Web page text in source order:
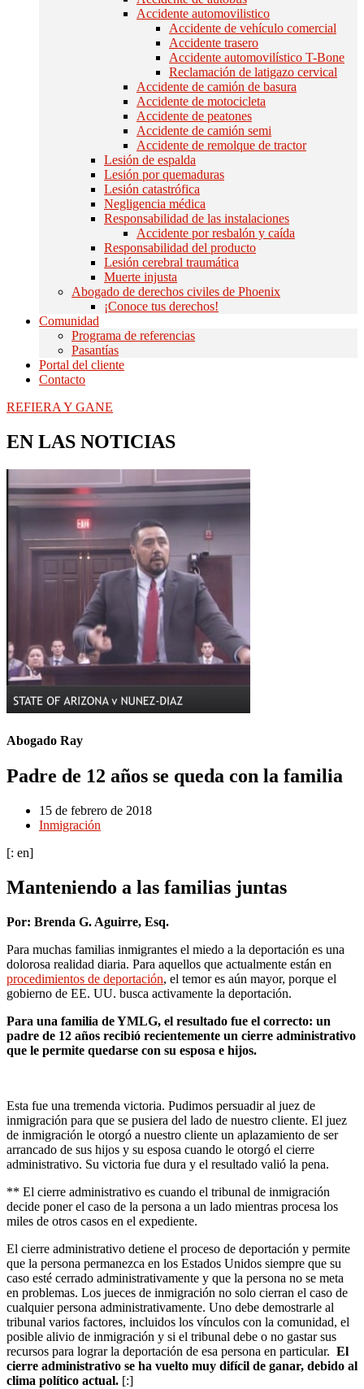
Accidente automovilistico
Accidente de vehículo comercial
Accidente trasero
Accidente automovilístico T-Bone
Reclamación de latigazo cervical
Accidente de camión de basura
Accidente de motocicleta
Accidente de peatones
Accidente de camión semi
Accidente de remolque de tractor
Lesión de espalda
Lesión por quemaduras
Lesión catastrófica
Negligencia médica
Responsabilidad de las instalaciones
Accidente por resbalón y caída
Responsabilidad del producto
Lesión cerebral traumática
Muerte injusta
Abogado de derechos civiles de Phoenix
¡Conoce tus derechos!
Comunidad
Programa de referencias
Pasantías
Portal del cliente
Contacto
REFIERA Y GANE
EN LAS NOTICIAS
Abogado Ray
Padre de 12 años se queda con la familia
15 de febrero de 2018
Inmigración
[: en]
Manteniendo a las familias juntas
Por: Brenda G. Aguirre, Esq.
Para muchas familias inmigrantes el miedo a la deportación es una
dolorosa realidad diaria. Para aquellos que actualmente están en
procedimientos de deportación, el temor es aún mayor, porque el
gobierno de EE. UU. busca activamente la deportación.
Para una familia de YMLG, el resultado fue el correcto: un
padre de 12 años recibió recientemente un cierre administrativo
que le permite quedarse con su esposa e hijos.
Esta fue una tremenda victoria. Pudimos persuadir al juez de
inmigración para que se pusiera del lado de nuestro cliente. El juez
de inmigración le otorgó a nuestro cliente un aplazamiento de ser
arrancado de sus hijos y su esposa cuando le otorgó el cierre
administrativo. Su victoria fue dura y el resultado valió la pena.
** El cierre administrativo es cuando el tribunal de inmigración
decide poner el caso de la persona a un lado mientras procesa los
miles de otros casos en el expediente.
El cierre administrativo detiene el proceso de deportación y permite
que la persona permanezca en los Estados Unidos siempre que su
caso esté cerrado administrativamente y que la persona no se meta
en problemas. Los jueces de inmigración no solo cierran el caso de
cualquier persona administrativamente. Uno debe demostrarle al
tribunal varios factores, incluidos los vínculos con la comunidad, el
posible alivio de inmigración y si el tribunal debe o no gastar sus
recursos para lograr la deportación de esa persona en particular. El
cierre administrativo se ha vuelto muy difícil de ganar, debido al
clima político actual. [:]